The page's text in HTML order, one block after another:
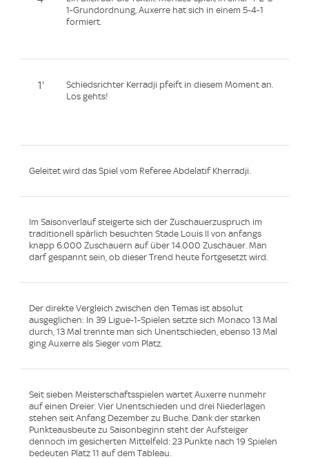
1-Grundordnung, Auxerre hat sich in einem 5-4-1
formiert.
1'
Schiedsrichter Kerradji pfeift in diesem Moment an.
Los gehts!
Geleitet wird das Spiel vom Referee Abdelatif Kherradji.
Im Saisonverlauf steigerte sich der Zuschauerzuspruch im
traditionell spärlich besuchten Stade Louis II von anfangs
knapp 6.000 Zuschauern auf über 14.000 Zuschauer. Man
darf gespannt sein, ob dieser Trend heute fortgesetzt wird.
Der direkte Vergleich zwischen den Temas ist absolut
ausgeglichen: In 39 Ligue-1-Spielen setzte sich Monaco 13 Mal
durch, 13 Mal trennte man sich Unentschieden, ebenso 13 Mal
ging Auxerre als Sieger vom Platz.
Seit sieben Meisterschaftsspielen wartet Auxerre nunmehr
auf einen Dreier. Vier Unentschieden und drei Niederlagen
stehen seit Anfang Dezember zu Buche. Dank der starken
Punkteausbeute zu Saisonbeginn steht der Aufsteiger
dennoch im gesicherten Mittelfeld: 23 Punkte nach 19 Spielen
bedeuten Platz 11 auf dem Tableau.